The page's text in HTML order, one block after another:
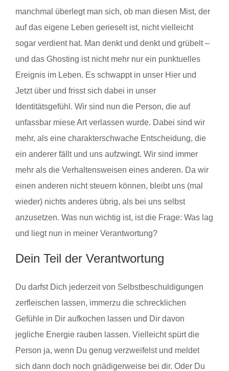
manchmal überlegt man sich, ob man diesen Mist, der
auf das eigene Leben gerieselt ist, nicht vielleicht
sogar verdient hat. Man denkt und denkt und grübelt –
und das Ghosting ist nicht mehr nur ein punktuelles
Ereignis im Leben. Es schwappt in unser Hier und
Jetzt über und frisst sich dabei in unser
Identitätsgefühl. Wir sind nun die Person, die auf
unfassbar miese Art verlassen wurde. Dabei sind wir
mehr, als eine charakterschwache Entscheidung, die
ein anderer fällt und uns aufzwingt. Wir sind immer
mehr als die Verhaltensweisen eines anderen. Da wir
einen anderen nicht steuern können, bleibt uns (mal
wieder) nichts anderes übrig, als bei uns selbst
anzusetzen. Was nun wichtig ist, ist die Frage: Was lag
und liegt nun in meiner Verantwortung?
Dein Teil der Verantwortung
Du darfst Dich jederzeit von Selbstbeschuldigungen
zerfleischen lassen, immerzu die schrecklichen
Gefühle in Dir aufkochen lassen und Dir davon
jegliche Energie rauben lassen. Vielleicht spürt die
Person ja, wenn Du genug verzweifelst und meldet
sich dann doch noch gnädigerweise bei dir. Oder Du